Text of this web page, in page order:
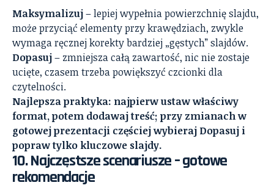
Maksymalizuj– lepiej wypełnia powierzchnię slajdu,
może przyciąć elementy przy krawędziach, zwykle
wymaga ręcznej korekty bardziej „gęstych” slajdów.
Dopasuj– zmniejsza całą zawartość, nic nie zostaje
ucięte, czasem trzeba powiększyć czcionki dla
czytelności.
Najlepsza praktyka: najpierw ustaw właściwy
format, potem dodawaj treść; przy zmianach w
gotowej prezentacji częściej wybieraj Dopasuj i
popraw tylko kluczowe slajdy.
10. Najczęstsze scenariusze – gotowe
rekomendacje